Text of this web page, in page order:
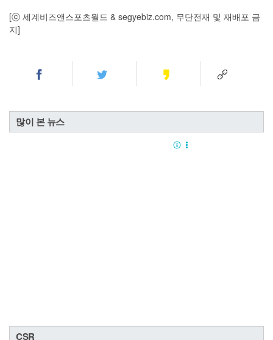
[ⓒ 세계비즈앤스포츠월드 & segyebiz.com, 무단전재 및 재배포 금
지]
많이 본 뉴스
CSR